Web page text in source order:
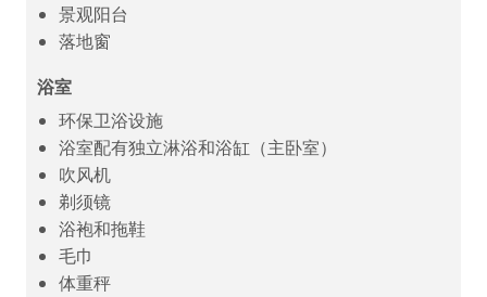
景观阳台
落地窗
浴室
环保卫浴设施
浴室配有独立淋浴和浴缸（主卧室）
吹风机
剃须镜
浴袍和拖鞋
毛巾
体重秤